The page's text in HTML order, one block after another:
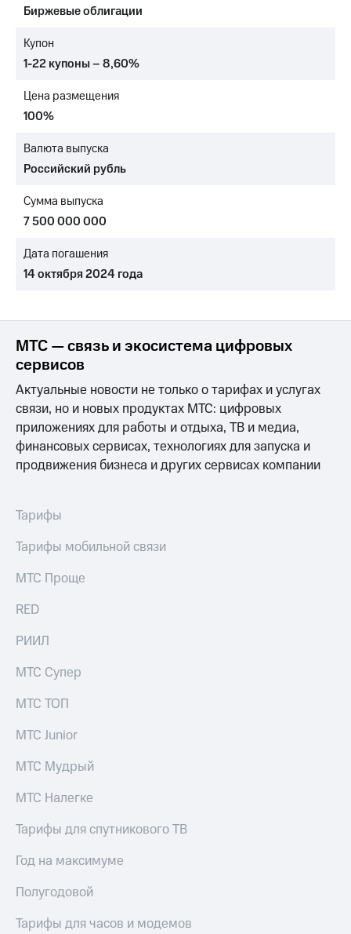
Достижения
Интервью
отчетность
Контакты
Новости
в
и акционерам
Корпоративное
Корпоративный
секретарь
Раскрытие
информации
Информация
акционерам
Документы
ПАО
"МТС"
Собрания
акционеров
капитал
и
Программа
приобретения
Порядок
выкупа
Дивиденды
Рынок
облигаций
Описание
Уведомление
погашении
облигаций
Биржевые облигации
Купон
1-22 купоны – 8,60%
Цена размещения
100%
Валюта выпуска
Российский рубль
Сумма выпуска
7 500 000 000
Дата погашения
14 октября 2024 года
МТС — связь и экосистема цифровых
сервисов
Актуальные новости не только о тарифах и услугах
связи, но и новых продуктах МТС: цифровых
приложениях для работы и отдыха, ТВ и медиа,
финансовых сервисах, технологиях для запуска и
продвижения бизнеса и других сервисах компании
Тарифы
Тарифы мобильной связи
МТС Проще
RED
РИИЛ
МТС Супер
МТС ТОП
МТС Junior
МТС Мудрый
МТС Налегке
Тарифы для спутникового ТВ
Год на максимуме
Полугодовой
Тарифы для часов и модемов